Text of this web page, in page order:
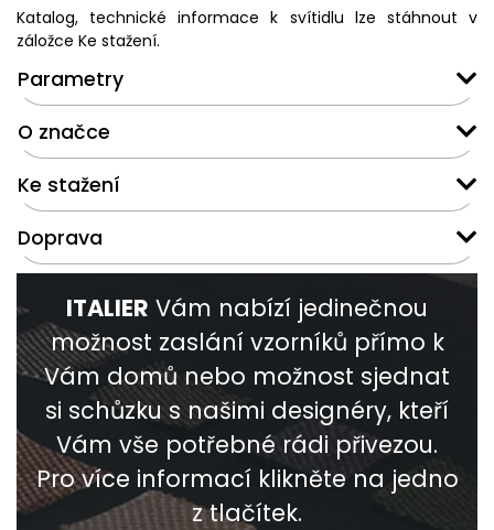
Katalog, technické informace k svítidlu lze stáhnout v
záložce Ke stažení.
Parametry
O značce
Ke stažení
Doprava
ITALIER Vám nabízí jedinečnou
možnost zaslání vzorníků přímo k
Vám domů nebo možnost sjednat
si schůzku s našimi designéry, kteří
Vám vše potřebné rádi přivezou.
Pro více informací klikněte na jedno
z tlačítek.